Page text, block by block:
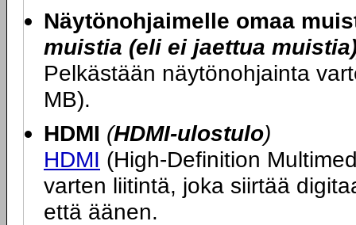
Näytönohjaimelle omaa
muistia (eli ei jaettua
Pelkästään näytönohjainta
MB).
HDMI (HDMI-ulostulo)
HDMI (High-Definition
varten liitintä, joka siirtää
että äänen.